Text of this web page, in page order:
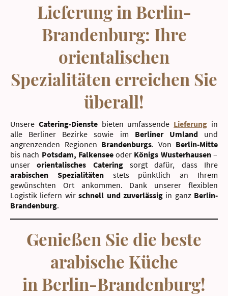
Lieferung in Berlin-
Brandenburg: Ihre
orientalischen
Spezialitäten erreichen Sie
überall!
Unsere Catering-Dienstebieten umfassende Lieferung in
alle Berliner Bezirke sowie im Berliner Umlandund
angrenzenden Regionen Brandenburgs. Von Berlin-Mitte
bis nach Potsdam, Falkenseeoder Königs Wusterhausen–
unserorientalisches Cateringsorgt dafür, dass Ihre
arabischen Spezialitätenstets pünktlich an Ihrem
gewünschten Ort ankommen. Dank unserer flexiblen
Logistik liefern wirschnell und zuverlässigin ganz Berlin-
Brandenburg.
Genießen Sie die beste
arabische Küche
in Berlin-Brandenburg!